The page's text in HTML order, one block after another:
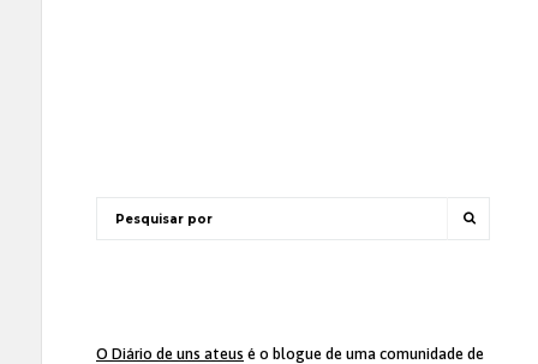
O Diário de uns ateus é o blogue de uma comunidade de